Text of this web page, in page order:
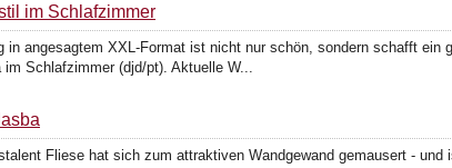
im Schlafzimmer
in angesagtem XXL-Format ist nicht nur schön, sondern schafft
im Schlafzimmer (djd/pt). Aktuelle W...
Fliese hat sich zum attraktiven Wandgewand gemausert -